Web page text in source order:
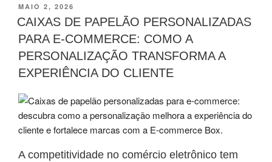
PUBLICADO
EM
MAIO 2, 2026
CAIXAS DE PAPELÃO PERSONALIZADAS
PARA E-COMMERCE: COMO A
PERSONALIZAÇÃO TRANSFORMA A
EXPERIÊNCIA DO CLIENTE
A competitividade no comércio eletrônico tem